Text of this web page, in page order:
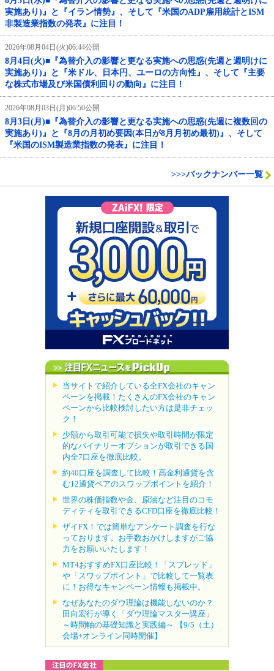
実施あり)』と『イラン情勢』、そして『米国のADP雇用統計とISM
非製造業指数の発表』に注目！
2026年08月04日(火)06:44公開
8月4日(火)■『為替介入の影響と更なる実施への思惑(先週と週明けに
実施あり)』と『米ドル、日本円、ユーロの方向性』、そして『主要
な株式市場及び米国債利回りの動向』に注目！
2026年08月03日(月)06:50公開
8月3日(月)■『為替介入の影響と更なる実施への思惑(先週に複数回の
実施あり)』と『8月の月初め要因(本日が8月月初め最初)』、そして
『米国のISM製造業指数の発表』に注目！
>>>バックナンバー一覧
当サイトで紹介している全FX会社のキャン
ペーンを掲載！たくさんのFX会社のキャン
ペーンから比較検討したい方は是非チェッ
ク！
少額から取引可能で損失や取引時間が限定
的なバイナリーオプションが取引できる国
内全7口座を徹底比較。
約40口座を調査して比較！高金利通貨を含
む12通貨ペアのスワップポイントを紹介！
世界の株価指数や金、原油など注目のコモ
ディティを取引できるCFD口座を徹底比較！
ザイFX！では簡単なアンケート調査を行な
っております。お手数おかけしますがご協
力をお願いいたします！
MT4おすすめFX口座比較！「スプレッド」
や「スワップポイント」で比較して一覧表
に！お得なキャンペーン情報も掲載中。
なぜあなたのダウ理論は機能しないのか？
田向宏行が導く「ダウ理論マスター講座」
～時間軸の基礎知識と実践編～ 【9/5（土）
会場+オンライン同時開催】